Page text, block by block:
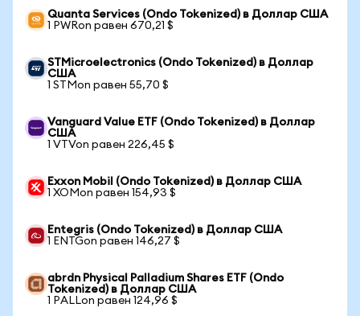
Quanta Services (Ondo Tokenized) в Доллар США
1 PWRon равен 670,21 $
STMicroelectronics (Ondo Tokenized) в Доллар
США
1 STMon равен 55,70 $
Vanguard Value ETF (Ondo Tokenized) в Доллар
США
1 VTVon равен 226,45 $
Exxon Mobil (Ondo Tokenized) в Доллар США
1 XOMon равен 154,93 $
Entegris (Ondo Tokenized) в Доллар США
1 ENTGon равен 146,27 $
abrdn Physical Palladium Shares ETF (Ondo
Tokenized) в Доллар США
1 PALLon равен 124,96 $